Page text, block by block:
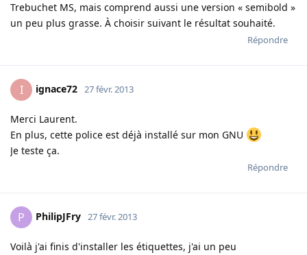
Trebuchet MS, mais comprend aussi une version « semibold »
un peu plus grasse. À choisir suivant le résultat souhaité.
Répondre
I ignace72 27 févr. 2013
Merci Laurent.
En plus, cette police est déjà installé sur mon GNU
Je teste ça.
Répondre
P PhilipJFry 27 févr. 2013
Voilà j'ai finis d'installer les étiquettes, j'ai un peu